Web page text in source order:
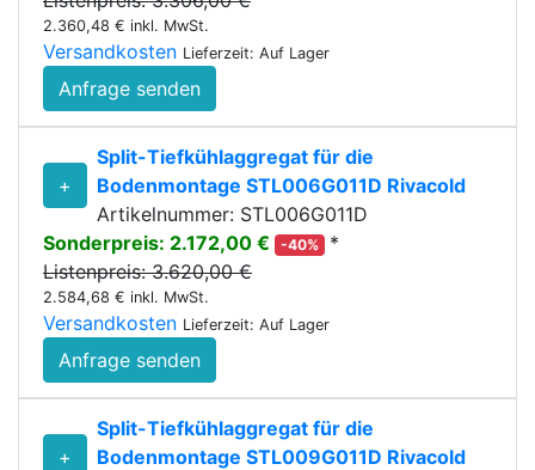
2.360,48 € inkl. MwSt.
Versandkosten Lieferzeit: Auf Lager
Anfrage senden
+
Split-Tiefkühlaggregat für die
Bodenmontage STL006G011D Rivacold
Artikelnummer: STL006G011D
Sonderpreis: 2.172,00 €
-40%
*
Listenpreis: 3.620,00 €
2.584,68 € inkl. MwSt.
Versandkosten Lieferzeit: Auf Lager
Anfrage senden
+
Split-Tiefkühlaggregat für die
Bodenmontage STL009G011D Rivacold